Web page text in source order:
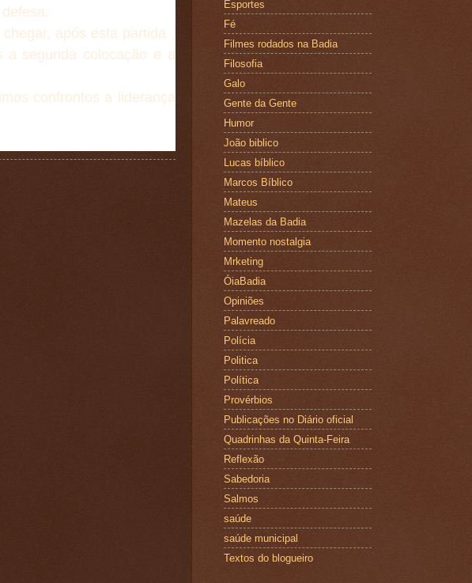
após esta partida ,
a segunda colocação e a
confrontos a liderança
Esportes
Fé
Filmes rodados na Badia
Filosofia
Galo
Gente da Gente
Humor
João biblico
Lucas bíblico
Marcos Bíblico
Mateus
Mazelas da Badia
Momento nostalgia
Mrketing
ÓiaBadia
Opiniões
Palavreado
Polícia
Politica
Política
Provérbios
Publicações no Diário oficial
Quadrinhas da Quinta-Feira
Reflexão
Sabedoria
Salmos
saúde
saúde municipal
Textos do blogueiro